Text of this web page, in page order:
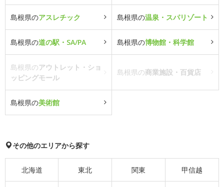
島根県のアスレチック 島根県の温泉・スパリゾート
島根県の道の駅・SA/PA 島根県の博物館・科学館
島根県のアウトレット・ショ
ッピングモール
島根県の商業施設・百貨店
島根県の美術館
その他のエリアから探す
北海道 東北 関東 甲信越